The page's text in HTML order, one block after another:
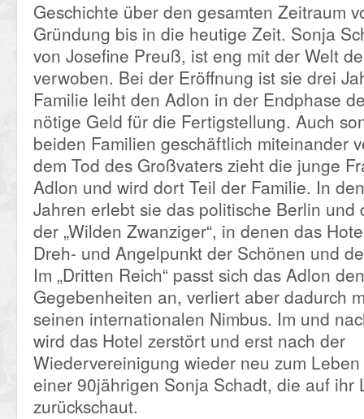
Geschichte über den gesamten Zeitraum
Gründung bis in die heutige Zeit. Sonja
von Josefine Preuß, ist eng mit der Welt
verwoben. Bei der Eröffnung ist sie drei
Familie leiht den Adlon in der Endphase
nötige Geld für die Fertigstellung. Auch
beiden Familien geschäftlich miteinander
dem Tod des Großvaters zieht die junge
Adlon und wird dort Teil der Familie. In
Jahren erlebt sie das politische Berlin und
der „Wilden Zwanziger“, in denen das
Dreh- und Angelpunkt der Schönen und
Im „Dritten Reich“ passt sich das Adlon
Gegebenheiten an, verliert aber dadurch
seinen internationalen Nimbus. Im und
wird das Hotel zerstört und erst nach der
Wiedervereinigung wieder neu zum
einer 90jährigen Sonja Schadt, die auf ihr
zurückschaut.